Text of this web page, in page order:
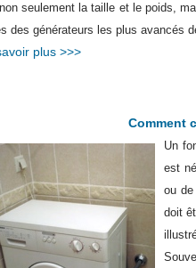
seulement la taille et le poids,
des générateurs les plus avancés
plus >>>
Comment
Un
est
ou
doit